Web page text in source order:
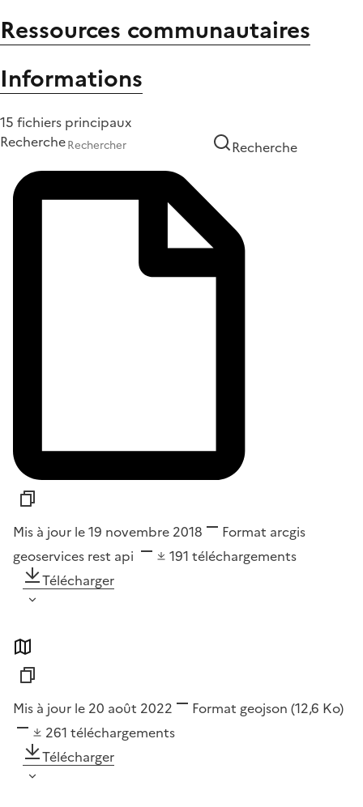
Ressources communautaires
Informations
15 fichiers principaux
Recherche
Recherche
Mis à jour le 19 novembre 2018 Format arcgis
geoservices rest api
191 téléchargements
Télécharger
Mis à jour le 20 août 2022 Format geojson (12,6 Ko)
261 téléchargements
Télécharger